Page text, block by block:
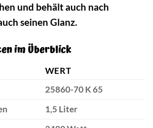
und behält auch nach
seinen Glanz.
im Überblick
WERT
25860-70 K 65
1,5 Liter